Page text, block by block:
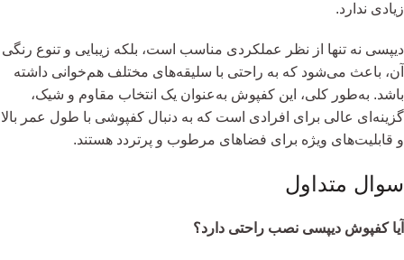
زیادی ندارد.
دیپسی نه تنها از نظر عملکردی مناسب است، بلکه زیبایی و تنوع رنگی
آن، باعث می‌شود که به راحتی با سلیقه‌های مختلف هم‌خوانی داشته
باشد. به‌طور کلی، این کفپوش به‌عنوان یک انتخاب مقاوم و شیک،
گزینه‌ای عالی برای افرادی است که به دنبال کفپوشی با طول عمر بالا
و قابلیت‌های ویژه برای فضاهای مرطوب و پرتردد هستند.
سوال متداول
آیا کفپوش دیپسی نصب راحتی دارد؟